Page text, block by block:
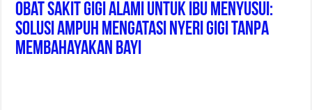
Obat Sakit Gigi Alami Untuk Ibu Menyusui:
Solusi Ampuh Mengatasi Nyeri Gigi Tanpa
Membahayakan Bayi